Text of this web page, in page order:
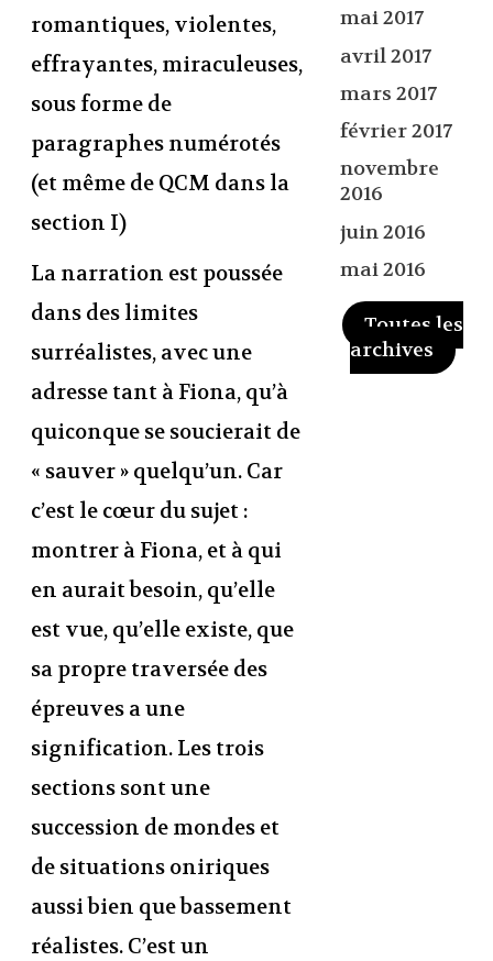
romantiques, violentes,
effrayantes, miraculeuses,
sous forme de
paragraphes numérotés
(et même de QCM dans la
section I)
La narration est poussée
dans des limites
surréalistes, avec une
adresse tant à Fiona, qu’à
quiconque se soucierait de
« sauver » quelqu’un. Car
c’est le cœur du sujet :
montrer à Fiona, et à qui
en aurait besoin, qu’elle
est vue, qu’elle existe, que
sa propre traversée des
épreuves a une
signification. Les trois
sections sont une
succession de mondes et
de situations oniriques
aussi bien que bassement
réalistes. C’est un
mai 2017
avril 2017
mars 2017
février 2017
novembre
2016
juin 2016
mai 2016
Toutes les
archives